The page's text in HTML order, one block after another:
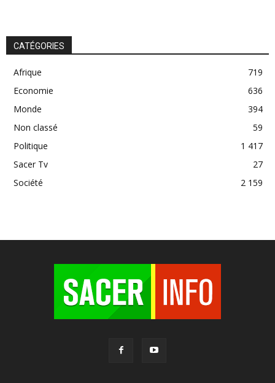
CATÉGORIES
Afrique
719
Economie
636
Monde
394
Non classé
59
Politique
1 417
Sacer Tv
27
Société
2 159